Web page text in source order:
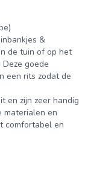
&
de tuin of op het
goede
een rits zodat de
en zijn zeer handig
materialen en
comfortabel en